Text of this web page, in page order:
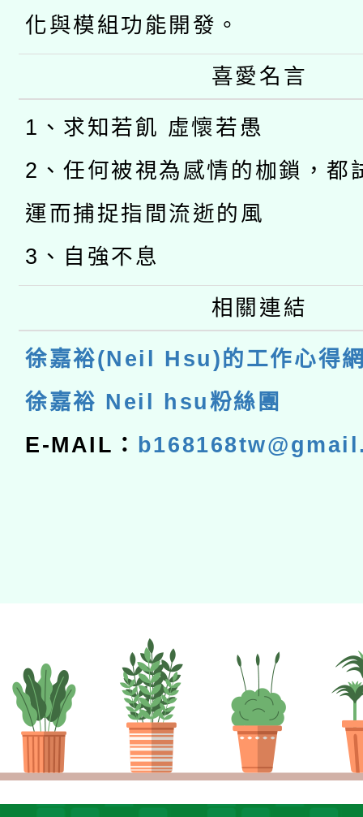
化與模組功能開發。
喜愛名言
1、求知若飢 虛懷若愚
2、任何被視為感情的枷鎖，都
運而捕捉指間流逝的風
3、自強不息
相關連結
徐嘉裕(Neil Hsu)的工作心得
徐嘉裕 Neil hsu粉絲團
E-MAIL：